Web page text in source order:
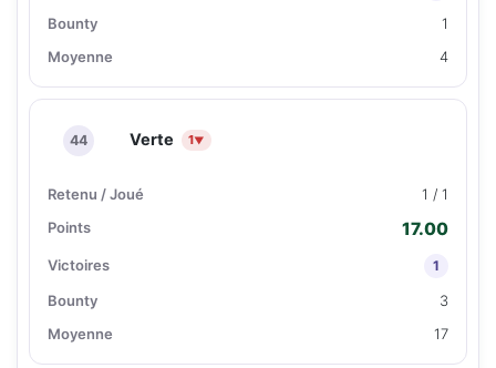
1
4
44 Verte 1▼
1 / 1
17.00
1
3
17